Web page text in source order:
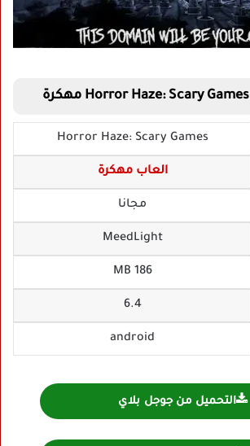
Horror Haze: Scary Games مهكرة
Horror Haze: Scary Games
العاب مهكرة
مجانا
MeedLight‏
186 MB
6.4
android
التحميل من جوجل بلاي